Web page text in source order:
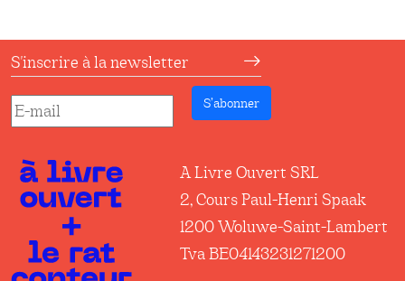
S'inscrire à la newsletter
S’abonner
A Livre Ouvert SRL
2, Cours Paul-Henri Spaak
1200 Woluwe-Saint-Lambert
Tva BE04143231271200